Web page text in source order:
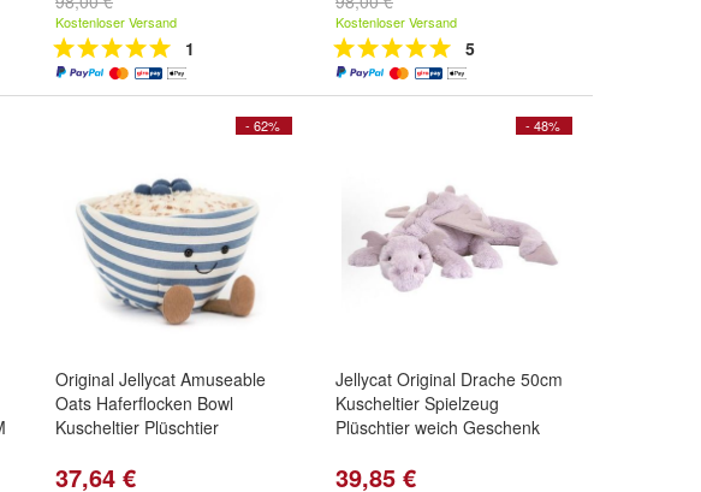
Kostenloser Versand
1
Kostenloser Versand
5
- 62%
Original Jellycat Amuseable
Oats Haferflocken Bowl
Kuscheltier Plüschtier
37,64 €
- 48%
Jellycat Original Drache 50cm
Kuscheltier Spielzeug
Plüschtier weich Geschenk
39,85 €